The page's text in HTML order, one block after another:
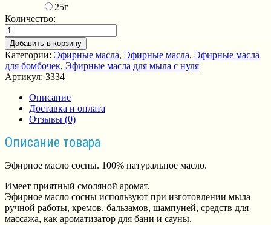
25г
Количество:
Добавить в корзину
Категории: Эфирные масла, Эфирные масла, Эфирные масла
для бомбочек, Эфирные масла для мыла с нуля
Артикул: 3334
Описание
Доставка и оплата
Отзывы (0)
Описание товара
Эфирное масло сосны. 100% натуральное масло.
Имеет приятный смоляной аромат.
Эфирное масло сосны используют при изготовлении мыла
ручной работы, кремов, бальзамов, шампуней, средств для
массажа, как ароматизатор для бани и сауны.